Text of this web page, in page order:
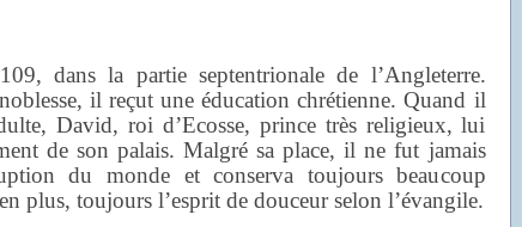
dans la partie septentrionale de l’Angleterre.
il reçut une éducation chrétienne. Quand il
David, roi d’Ecosse, prince très religieux, lui
de son palais. Malgré sa place, il ne fut jamais
du monde et conserva toujours beaucoup
plus, toujours l’esprit de douceur selon l’évangile.